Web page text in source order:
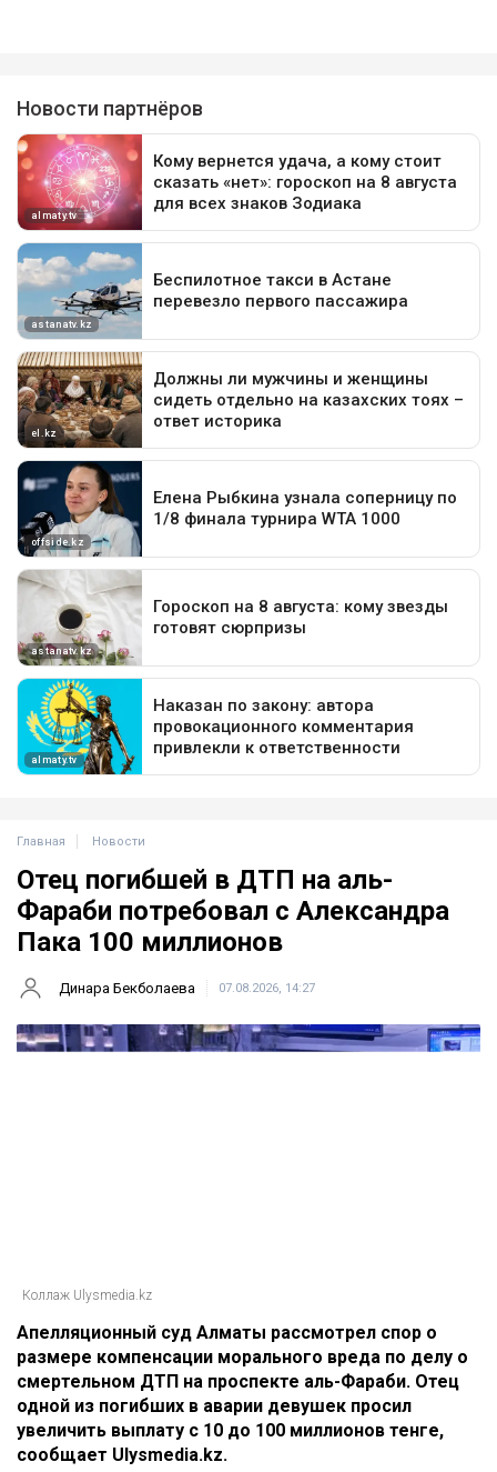
Главная Новости
Отец погибшей в ДТП на аль-
Фараби потребовал с Александра
Пака 100 миллионов
Динара Бекболаева 07.08.2026, 14:27
Коллаж Ulysmedia.kz
Апелляционный суд Алматы рассмотрел спор о
размере компенсации морального вреда по делу о
смертельном ДТП на проспекте аль-Фараби. Отец
одной из погибших в аварии девушек просил
увеличить выплату с 10 до 100 миллионов тенге,
сообщает Ulysmedia.kz.